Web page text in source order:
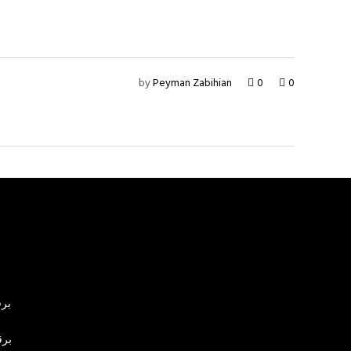
byPeyman Zabihian 0 0